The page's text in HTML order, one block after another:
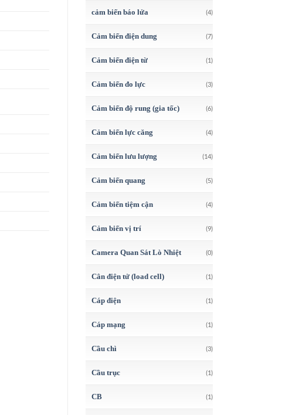
cảm biến báo lửa (4)
Cảm biến điện dung (7)
Cảm biến điện từ (1)
Cảm biến đo lực (3)
Cảm biến độ rung (gia tốc) (6)
Cảm biến lực căng (4)
Cảm biến lưu lượng (14)
Cảm biến quang (5)
Cảm biến tiệm cận (4)
Cảm biến vị trí (9)
Camera Quan Sát Lò Nhiệt (0)
Cân điện tử (load cell) (1)
Cáp điện (1)
Cáp mạng (1)
Cầu chì (3)
Cầu trục (1)
CB (1)